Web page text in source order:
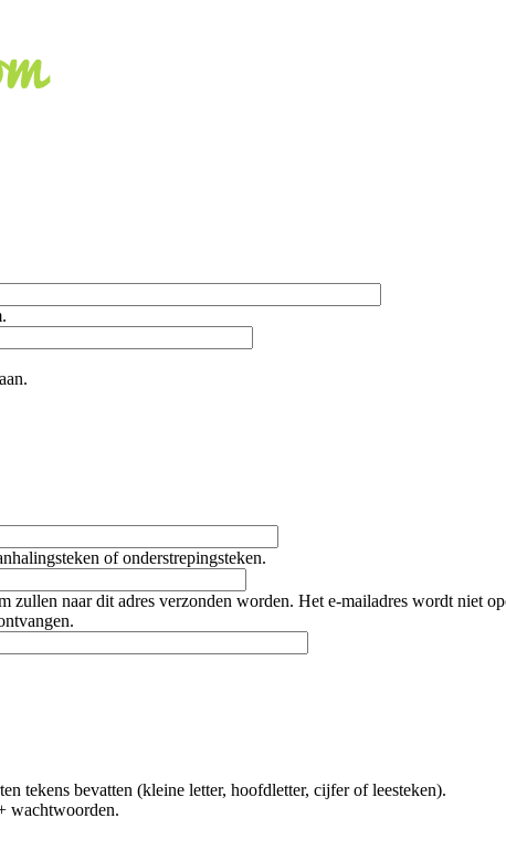
of onderstrepingsteken.
zullen naar dit adres verzonden worden. Het e-mailadres wordt niet
tekens bevatten (kleine letter, hoofdletter, cijfer of leesteken).
wachtwoorden.